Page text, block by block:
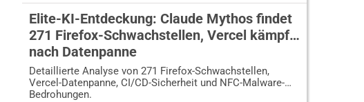
Elite-KI-Entdeckung: Claude Mythos findet
271 Firefox-Schwachstellen, Vercel kämpft
nach Datenpanne
Detaillierte Analyse von 271 Firefox-Schwachstellen,
Vercel-Datenpanne, CI/CD-Sicherheit und NFC-Malware-
Bedrohungen.